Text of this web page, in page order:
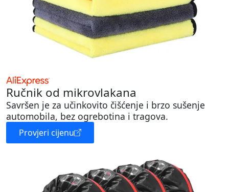
Ručnik od mikrovlakana
Savršen je za učinkovito čišćenje i brzo sušenje
automobila, bez ogrebotina i tragova.
Provjeri cijenu